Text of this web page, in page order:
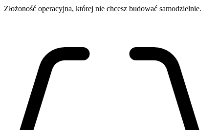
Złożoność operacyjna, której nie chcesz budować samodzielnie.